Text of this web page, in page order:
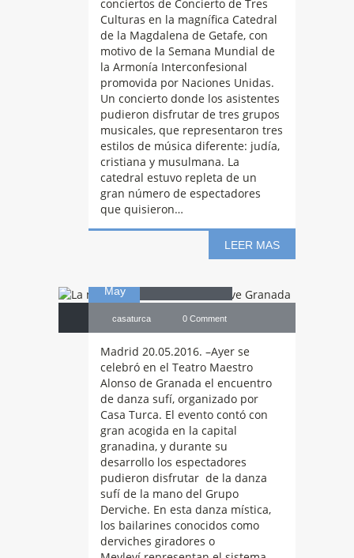
conciertos de Concierto de Tres
Culturas en la magnífica Catedral
de la Magdalena de Getafe, con
motivo de la Semana Mundial de
la Armonía Interconfesional
promovida por Naciones Unidas.
Un concierto donde los asistentes
pudieron disfrutar de tres grupos
musicales, que representaron tres
estilos de música diferente: judía,
cristiana y musulmana. La
catedral estuvo repleta de un
gran número de espectadores
que quisieron…
LEER MAS
May
Lamúsica y
danza sufí
envuelve
casaturca 0 Comment
Madrid 20.05.2016. –Ayer se
celebró en el Teatro Maestro
Alonso de Granada el encuentro
de danza sufí, organizado por
Casa Turca. El evento contó con
gran acogida en la capital
granadina, y durante su
desarrollo los espectadores
pudieron disfrutar de la danza
sufí de la mano del Grupo
Derviche. En esta danza mística,
los bailarines conocidos como
derviches giradores o